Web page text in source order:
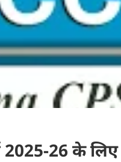
2025-26 के